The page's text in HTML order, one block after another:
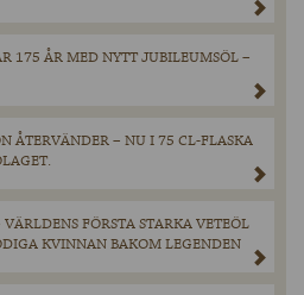
175 ÅR MED NYTT JUBILEUMSÖL –
ÅTERVÄNDER – NU I 75 CL-FLASKA
FÖRSTA STARKA VETEÖL
KVINNAN BAKOM LEGENDEN